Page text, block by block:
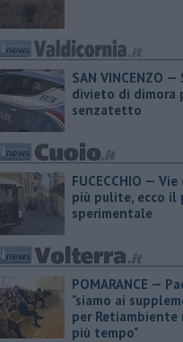
SAN VINCENZO
divieto di dimora
senzatetto
FUCECCHIO —
più pulite, ecco il
sperimentale
POMARANCE —
"siamo ai
per Retiambiente
più tempo"